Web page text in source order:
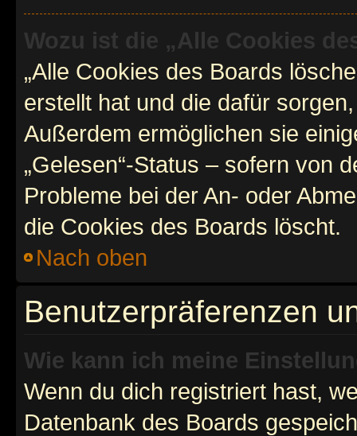
Wozu ist die „Alle Cookies
„Alle Cookies des Boards
erstellt hat und die dafür
Außerdem ermöglichen sie
„Gelesen“-Status – sofern von
Probleme bei der An- oder
die Cookies des Boards löscht.
Nach oben
Benutzerpräferenzen
Wie kann ich meine
Wenn du dich registriert hast,
Datenbank des Boards